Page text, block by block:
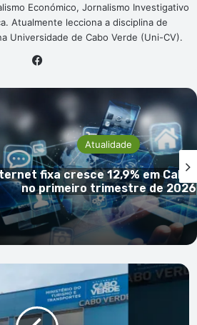
Económico, Jornalismo Investigativo
Atualmente lecciona a disciplina de
Universidade de Cabo Verde (Uni-CV).
Atualidade
INECV descarta acusações de
manipulção e reafirma
rigor das estatísticas